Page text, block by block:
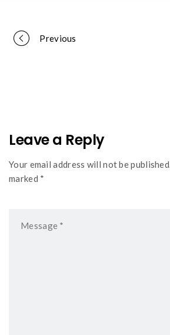
Portfolio
Previous
Leave a Reply
Your email address will not be
marked *